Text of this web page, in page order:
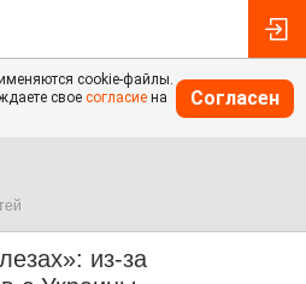
cookie-файлы.
свое согласие на
Согласен
из-за